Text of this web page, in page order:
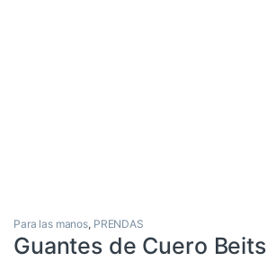
Para las manos, PRENDAS
Guantes de Cuero Beits